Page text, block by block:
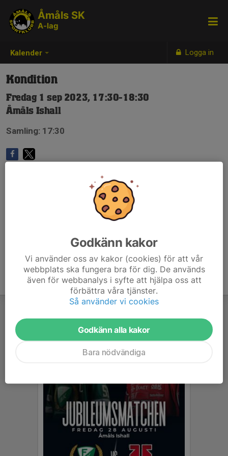
Kalender Logga in
Åmåls SK
A-lag
Kondition
Fredag 1 sep 2023, 17:30-18:30
Åmåls Ishall
Samling: 17:30
Godkänn kakor
Vi använder oss av kakor (cookies) för att vår
webbplats ska fungera bra för dig. De används
även för webbanalys i syfte att hjälpa oss att
förbättra våra tjänster.
Så använder vi cookies
Godkänn alla kakor
Bara nödvändiga